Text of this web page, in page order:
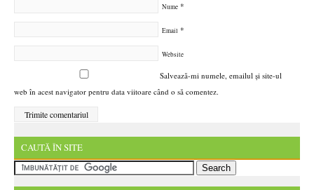
Nume *
Email *
Website
Salvează-mi numele, emailul și site-ul
web în acest navigator pentru data viitoare când o să comentez.
CAUTĂ ÎN SITE